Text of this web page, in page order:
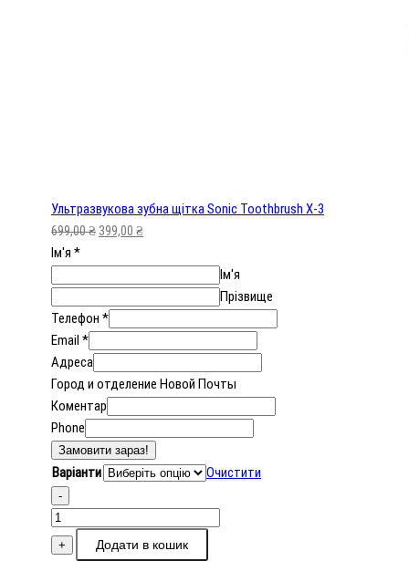
Ультразвукова зубна щітка Sonic Toothbrush X-3
699,00₴ 399,00 ₴
Ім'я *
Ім'я
Прізвище
Телефон *
Email *
Адреса
Город и отделение Новой Почты
Коментар
Phone
Замовити зараз!
Варіанти Очистити
-
Ультразвукова
зубна
щітка
+ Додати в кошик